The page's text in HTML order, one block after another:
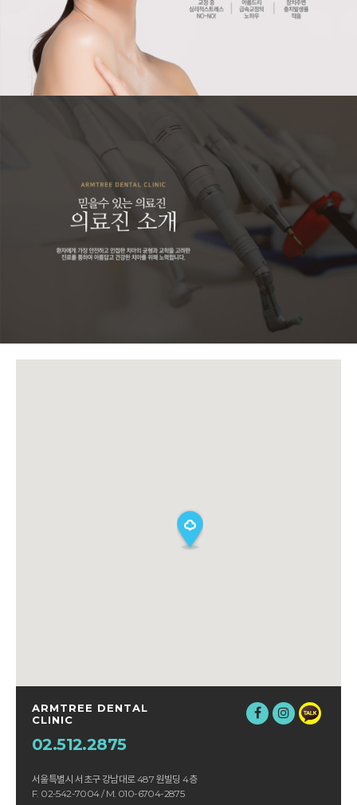
ARMTREE DENTAL
CLINIC
02.512.2875
서울특별시 서초구 강남대로 487 원빌딩 4층
F. 02-542-7004 / M. 010-6704-2875